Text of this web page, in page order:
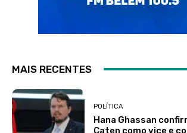
MAIS RECENTES
POLÍTICA
Hana Ghassan